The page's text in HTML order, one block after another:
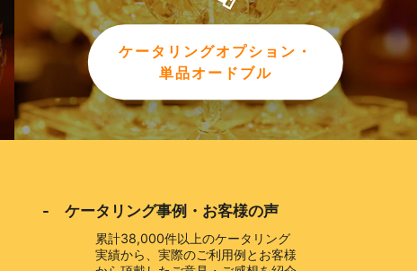
ケータリングオプション・
単品オードブル
- ケータリング事例・お客様の声
累計38,000件以上のケータリング
実績から、実際のご利用例とお客様